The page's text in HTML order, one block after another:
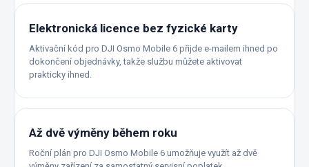
Elektronická licence bez fyzické karty
Aktivační kód pro DJI Osmo Mobile 6 přijde e-mailem ihned po
dokončení objednávky, takže službu můžete aktivovat
prakticky ihned.
Až dvě výměny během roku
Roční plán pro DJI Osmo Mobile 6 umožňuje využít až dvě